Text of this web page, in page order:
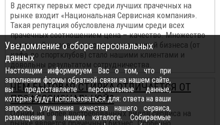
В десятку первых мест среди лучших прачечных на
рынке входит «Национальная Сервисная компания».
Такая репутация обусловлена лучшим среди всех
прачечных соотношением цена – качество. Множество
компаний и совершенно разных отраслей бизнеса (от
кафе до спортклубов) стало нашими клиентами и
довольны результатом сотрудничества.
ЧЕМ БЫТОВАЯ СТИРКА ОТЛИЧАЕТСЯ ОТ
ПРОФЕССИОНАЛЬНОЙ?
Одним из более востребованных видов сервиса на
рынке является прачечный бизнес. Особенно
Уведомление о сборе персональных
данных
Настоящим информируем Вас о том, что при
заполнении формы обратной связи на нашем сайте,
вы предоставляете персональные данные,
которые будут использоваться для: ответа на ваши
запросы, улучшения качества нашего сервиса,
размещения в нашем каталоге. Собираемые